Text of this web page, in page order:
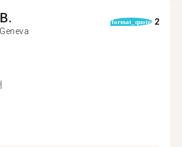
B.
Geneva
format_quote 2